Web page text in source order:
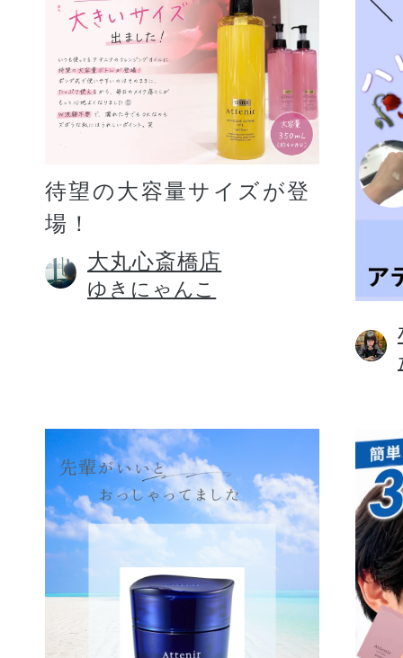
待望の大容量サイズが登
場！
大丸心斎橋店
ゆきにゃんこ